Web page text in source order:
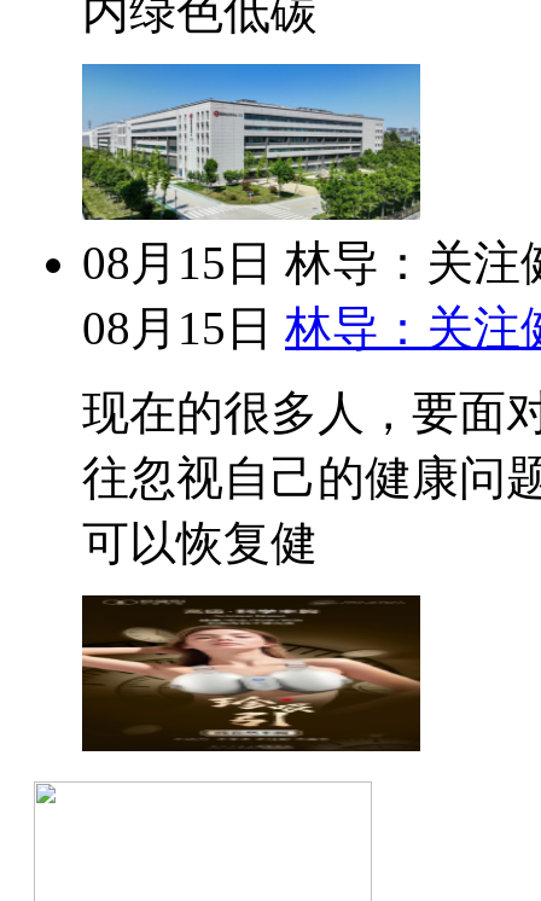
内绿色低碳
08月15日 林导：关注
08月15日 林导：关注
现在的很多人，要面
往忽视自己的健康问
可以恢复健